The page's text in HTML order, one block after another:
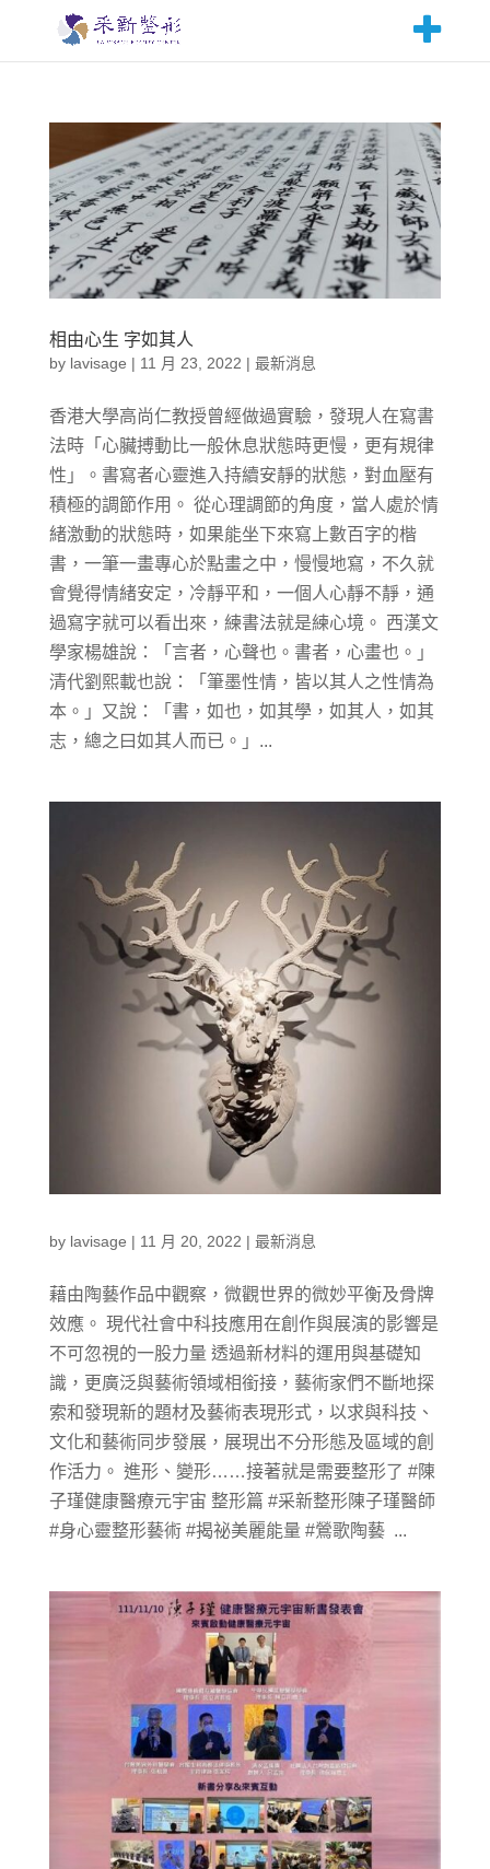
相由心生 字如其人
by lavisage | 11 月 23, 2022 | 最新消息
香港大學高尚仁教授曾經做過實驗，發現人在寫書
法時「心臟搏動比一般休息狀態時更慢，更有規律
性」。書寫者心靈進入持續安靜的狀態，對血壓有
積極的調節作用。 從心理調節的角度，當人處於情
緒激動的狀態時，如果能坐下來寫上數百字的楷
書，一筆一畫專心於點畫之中，慢慢地寫，不久就
會覺得情緒安定，冷靜平和，一個人心靜不靜，通
過寫字就可以看出來，練書法就是練心境。 西漢文
學家楊雄說：「言者，心聲也。書者，心畫也。」
清代劉熙載也說：「筆墨性情，皆以其人之性情為
本。」又說：「書，如也，如其學，如其人，如其
志，總之曰如其人而已。」...
by lavisage | 11 月 20, 2022 | 最新消息
藉由陶藝作品中觀察，微觀世界的微妙平衡及骨牌
效應。 現代社會中科技應用在創作與展演的影響是
不可忽視的一股力量 透過新材料的運用與基礎知
識，更廣泛與藝術領域相銜接，藝術家們不斷地探
索和發現新的題材及藝術表現形式，以求與科技、
文化和藝術同步發展，展現出不分形態及區域的創
作活力。 進形、變形……接著就是需要整形了 #陳
子瑾健康醫療元宇宙 整形篇 #采新整形陳子瑾醫師
#身心靈整形藝術 #揭祕美麗能量 #鶯歌陶藝 ...